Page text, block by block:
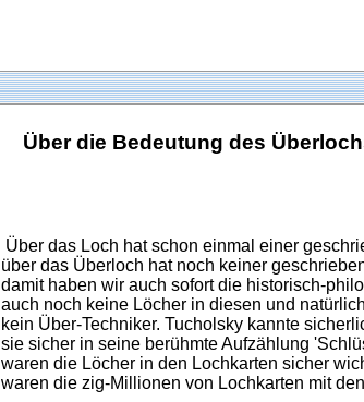
Über die Bedeutung des
Über das Loch hat schon einmal einer
über das Überloch hat noch keiner
damit haben wir auch sofort die historisch-
auch noch keine Löcher in diesen und
kein Über-Techniker. Tucholsky kannte
sie sicher in seine berühmte Aufzählung
waren die Löcher in den Lochkarten sicher
waren die zig-Millionen von Lochkarten mit